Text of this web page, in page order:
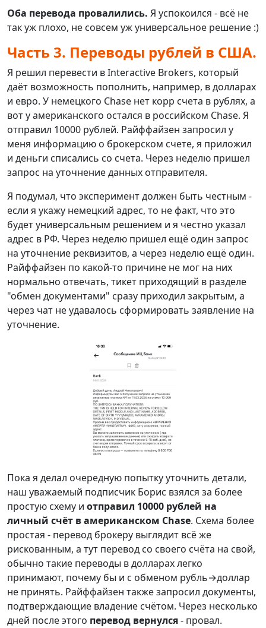
Оба перевода провалились. Я успокоился - всё не
так уж плохо, не совсем уж универсальное решение :)
Часть 3. Переводы рублей в США.
Я решил перевести в Interactive Brokers, который
даёт возможность пополнить, например, в долларах
и евро. У немецкого Chase нет корр счета в рублях, а
вот у американского остался в российском Chase. Я
отправил 10000 рублей. Райффайзен запросил у
меня информацию о брокерском счете, я приложил
и деньги списались со счета. Через неделю пришел
запрос на уточнение данных отправителя.
Я подумал, что эксперимент должен быть честным -
если я укажу немецкий адрес, то не факт, что это
будет универсальным решением и я честно указал
адрес в РФ. Через неделю пришел ещё один запрос
на уточнение реквизитов, а через неделю ещё один.
Райффайзен по какой-то причине не мог на них
нормально отвечать, тикет приходящий в разделе
"обмен документами" сразу приходил закрытым, а
через чат не удавалось сформировать заявление на
уточнение.
Пока я делал очередную попытку уточнить детали,
наш уважаемый подписчик Борис взялся за более
простую схему и отправил 10000 рублей на
личный счёт в американском Chase. Схема более
простая - перевод брокеру выглядит всё же
рискованным, а тут перевод со своего счёта на свой,
обычно такие переводы в долларах легко
принимают, почему бы и с обменом рубль→доллар
не принять. Райффайзен также запросил документы,
подтверждающие владение счётом. Через несколько
дней после этого перевод вернулся- провал.